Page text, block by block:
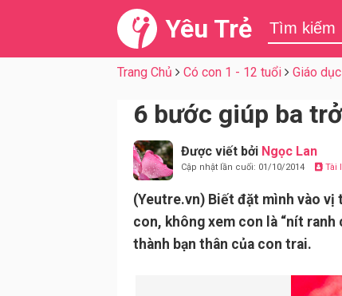
Yêu Trẻ
Trang Chủ Có con 1 - 12 tuổi Giáo dục
6 bước giúp ba
Được viết bởi Ngọc Lan
Cập nhật lần cuối: 01/10/2014 Tài
(Yeutre.vn) Biết đặt mình vào
con, không xem con là “nít
thành bạn thân của con trai.